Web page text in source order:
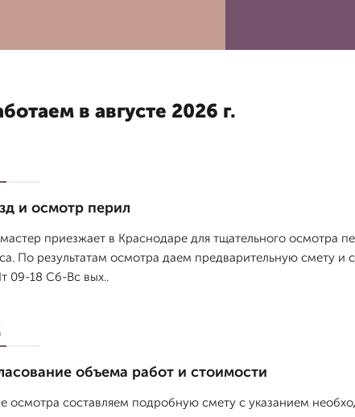
в августе 2026 г.
и осмотр перил
приезжает в Краснодаре для тщательного осмотра
По результатам осмотра даем предварительную смету
09-18 Сб-Вс вых..
объема работ и стоимости
осмотра составляем подробную смету с указанием